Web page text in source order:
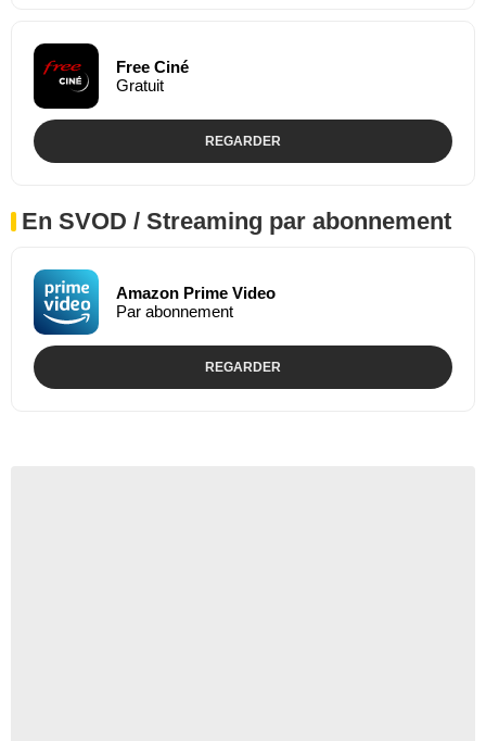
Free Ciné
Gratuit
REGARDER
En SVOD / Streaming par abonnement
Amazon Prime Video
Par abonnement
REGARDER